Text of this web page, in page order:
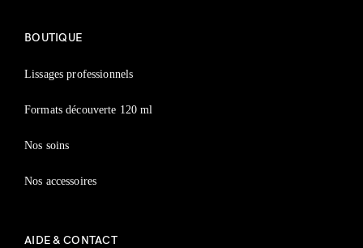
BOUTIQUE
Lissages professionnels
Formats découverte 120 ml
Nos soins
Nos accessoires
AIDE & CONTACT